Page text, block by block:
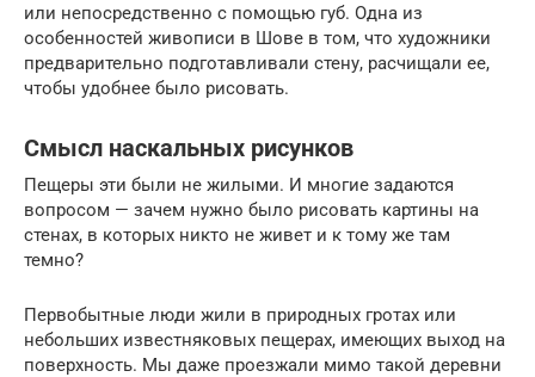
или непосредственно с помощью губ. Одна из
особенностей живописи в Шове в том, что художники
предварительно подготавливали стену, расчищали ее,
чтобы удобнее было рисовать.
Смысл наскальных рисунков
Пещеры эти были не жилыми. И многие задаются
вопросом — зачем нужно было рисовать картины на
стенах, в которых никто не живет и к тому же там
темно?
Первобытные люди жили в природных гротах или
небольших известняковых пещерах, имеющих выход на
поверхность. Мы даже проезжали мимо такой деревни